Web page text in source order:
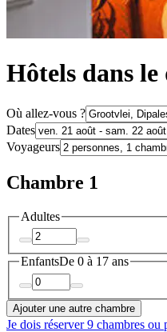
Hôtels dans
Où allez-vous ?
Dates
Voyageurs
Chambre 1
Adultes
EnfantsDe 0 à 17 ans
Ajouter une autre chambre
Je dois réserver 9 chambres ou